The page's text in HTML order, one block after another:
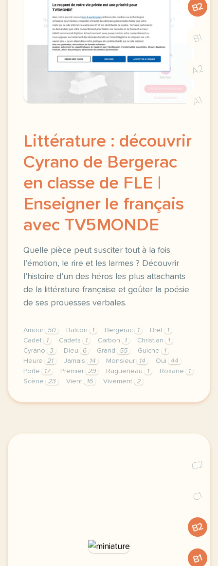
B2
B1
A2
A1
Littérature : découvrir
Cyrano de Bergerac
en classe de FLE |
Enseigner le français
avec TV5MONDE
Quelle pièce peut susciter tout à la fois
l’émotion, le rire et les larmes ? Découvrir
l’histoire d’un des héros les plus attachants
de la littérature française et goûter la poésie
de ses prouesses verbales.
Amour 50 Balcon 1 Bergerac 1 Bret
1
Cadet
1 Cadets 1 Carbon 1 Christian
1
Cyrano
3 Dieu 6 Grand 55 Guiche
1
Heure
21 Jamais 14 Monsieur 14 Oui
44
Porte
17 Premier 29 Ragueneau 1 Roxane
1
Scène
23 Vient 16 Vivement 2
didomi host didomi components button cursor
C2
C1
B2
B1